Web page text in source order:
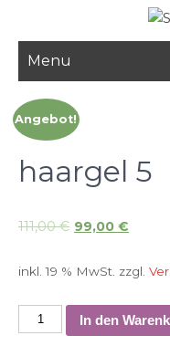
content
Menu
Angebot!
haargel 5
111,00€ 99,00 €
inkl. 19 % MwSt. zzgl.
haargel
5
In den